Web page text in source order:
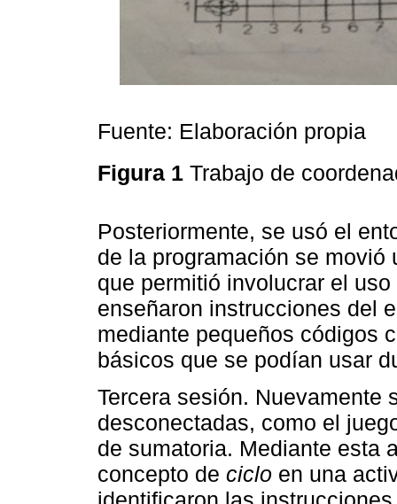
Fuente: Elaboración propia
Figura 1 Trabajo de
Posteriormente, se usó el
de la programación se movió
que permitió involucrar el
enseñaron instrucciones del
mediante pequeños códigos
básicos que se podían usar
Tercera sesión. Nuevamente
desconectadas, como el
de sumatoria. Mediante esta
concepto de ciclo en una